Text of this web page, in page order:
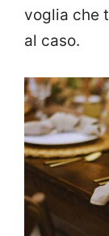
voglia che
al caso.